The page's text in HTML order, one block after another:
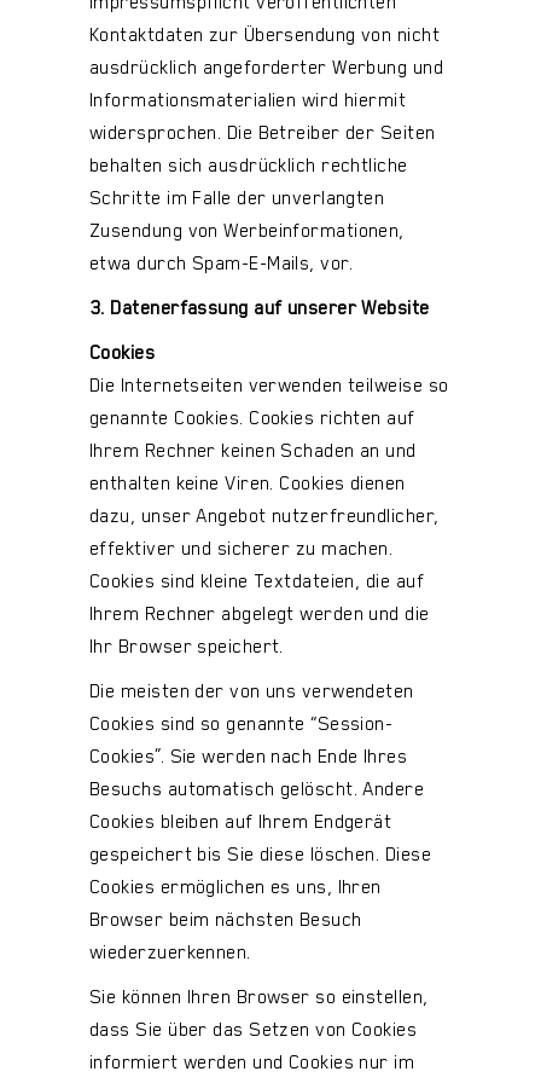
Kontaktdaten zur Übersendung von nicht
ausdrücklich angeforderter Werbung und
Informationsmaterialien wird hiermit
widersprochen. Die Betreiber der Seiten
behalten sich ausdrücklich rechtliche
Schritte im Falle der unverlangten
Zusendung von Werbeinformationen,
etwa durch Spam-E-Mails, vor.
3. Datenerfassung auf unserer Website
Cookies
Die Internetseiten verwenden teilweise so
genannte Cookies. Cookies richten auf
Ihrem Rechner keinen Schaden an und
enthalten keine Viren. Cookies dienen
dazu, unser Angebot nutzerfreundlicher,
effektiver und sicherer zu machen.
Cookies sind kleine Textdateien, die auf
Ihrem Rechner abgelegt werden und die
Ihr Browser speichert.
Die meisten der von uns verwendeten
Cookies sind so genannte “Session-
Cookies”. Sie werden nach Ende Ihres
Besuchs automatisch gelöscht. Andere
Cookies bleiben auf Ihrem Endgerät
gespeichert bis Sie diese löschen. Diese
Cookies ermöglichen es uns, Ihren
Browser beim nächsten Besuch
wiederzuerkennen.
Sie können Ihren Browser so einstellen,
dass Sie über das Setzen von Cookies
informiert werden und Cookies nur im